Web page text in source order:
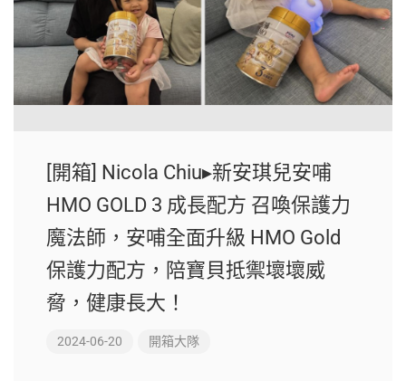
[開箱] Nicola Chiu▸新安琪兒安哺
HMO GOLD 3 成長配方 召喚保護力
魔法師，安哺全面升級 HMO Gold
保護力配方，陪寶貝抵禦壞壞威
脅，健康長大！
2024-06-20 開箱大隊